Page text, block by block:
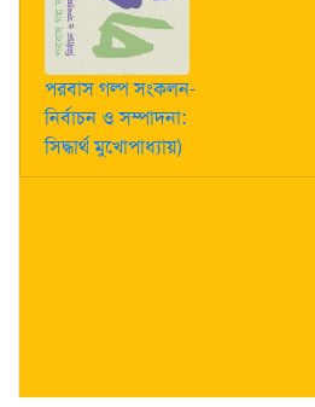
পরবাস গল্প সংকলন-
নির্বাচন ও সম্পাদনা:
সিদ্ধার্থ মুখোপাধ্যায়)